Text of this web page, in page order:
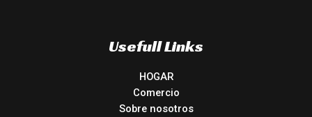
Usefull Links
HOGAR
Comercio
Sobre nosotros